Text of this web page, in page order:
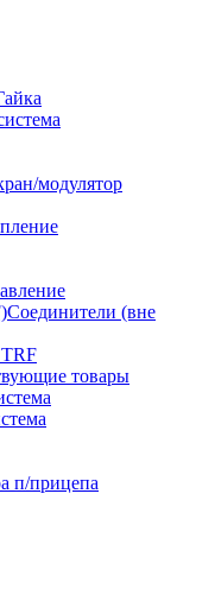
модулятор
Соединители (вне
товары
п/прицепа